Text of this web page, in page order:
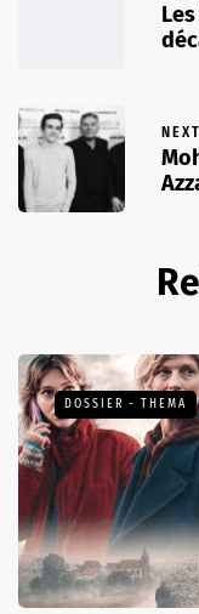
NEXT
DOSSIER - THEMA